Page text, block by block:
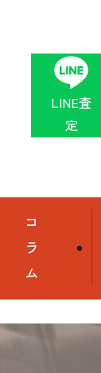
LINE査
定
コ
ラ
ム